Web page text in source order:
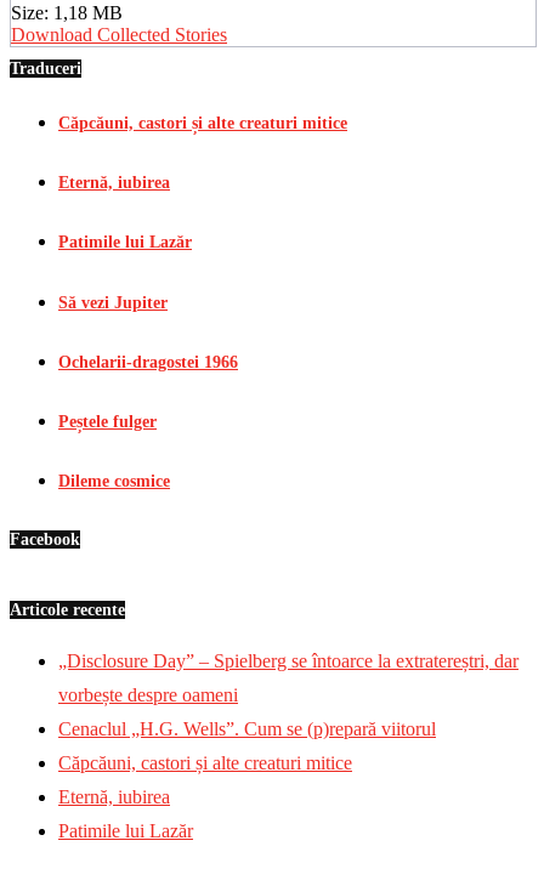
Size: 1,18 MB
Download Collected Stories
Traduceri
Căpcăuni, castori și alte creaturi mitice
Eternă, iubirea
Patimile lui Lazăr
Să vezi Jupiter
Ochelarii-dragostei 1966
Peștele fulger
Dileme cosmice
Facebook
Articole recente
„Disclosure Day” – Spielberg se întoarce la extratereștri, dar
vorbește despre oameni
Cenaclul „H.G. Wells”. Cum se (p)repară viitorul
Căpcăuni, castori și alte creaturi mitice
Eternă, iubirea
Patimile lui Lazăr